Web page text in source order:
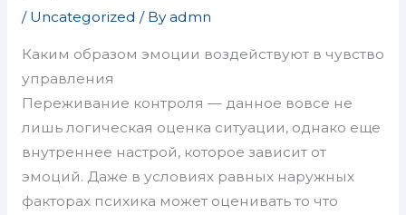
/ Uncategorized / Byadmn
Каким образом эмоции воздействуют в чувство
управления
Переживание контроля — данное вовсе не
лишь логическая оценка ситуации, однако еще
внутреннее настрой, которое зависит от
эмоций. Даже в условиях равных наружных
факторах психика может оценивать то что